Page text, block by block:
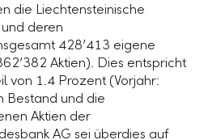
die Liechtensteinische
deren
428ʼ413 eigene
Aktien). Dies entspricht
von 1.4 Prozent (Vorjahr:
Bestand und die
Aktien der
AG sei überdies auf